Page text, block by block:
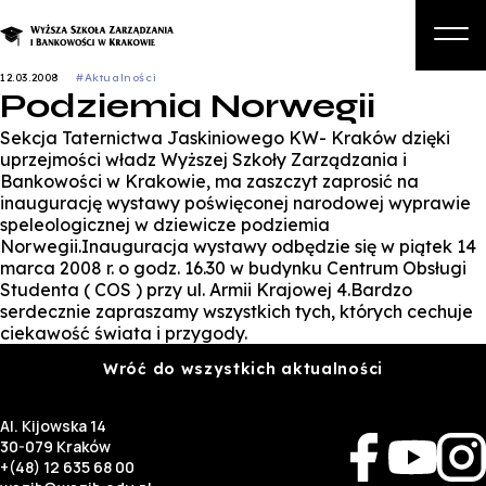
Studia
Studia podyplomowe i kursy
Kandydat
Student
Biznes
Zapisz się na studia
12.03.2008 #Aktualności
Podziemia Norwegii
Sekcja Taternictwa Jaskiniowego KW- Kraków dzięki
uprzejmości władz Wyższej Szkoły Zarządzania i
Bankowości w Krakowie, ma zaszczyt zaprosić na
inaugurację wystawy poświęconej narodowej wyprawie
speleologicznej w dziewicze podziemia
Norwegii.Inauguracja wystawy odbędzie się w piątek 14
marca 2008 r. o godz. 16.30 w budynku Centrum Obsługi
Studenta ( COS ) przy ul. Armii Krajowej 4.Bardzo
serdecznie zapraszamy wszystkich tych, których cechuje
ciekawość świata i przygody.
Wróć do wszystkich aktualności
Al. Kijowska 14
30-079 Kraków
+(48) 12 635 68 00